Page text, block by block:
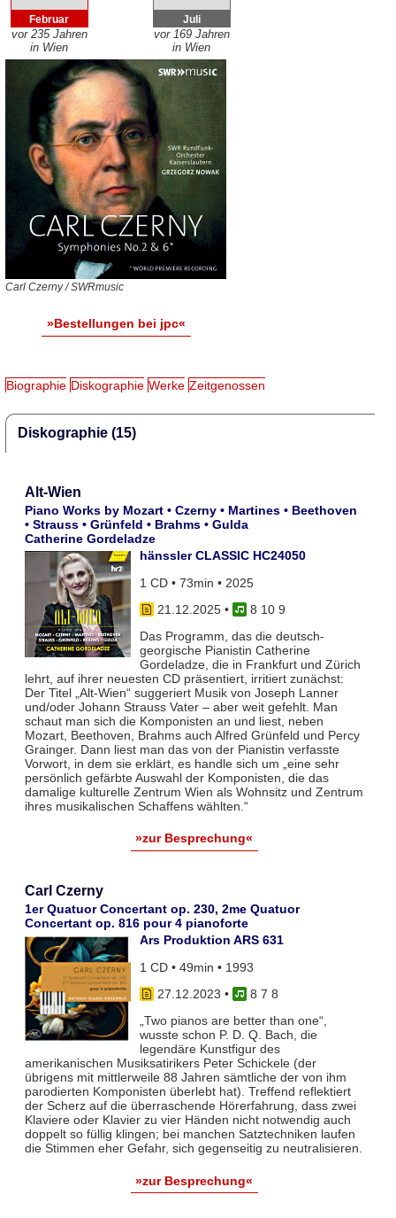
Februar
vor 235 Jahren
in Wien
Juli
vor 169 Jahren
in Wien
Carl Czerny / SWRmusic
»Bestellungen bei jpc«
Biographie Diskographie Werke Zeitgenossen
Diskographie (15)
Alt-Wien
Piano Works by Mozart • Czerny • Martines • Beethoven
• Strauss • Grünfeld • Brahms • Gulda
Catherine Gordeladze
hänssler CLASSIC HC24050
1 CD • 73min • 2025
21.12.2025•
8 10 9
Das Programm, das die deutsch-
georgische Pianistin Catherine
Gordeladze, die in Frankfurt und Zürich
lehrt, auf ihrer neuesten CD präsentiert, irritiert zunächst:
Der Titel „Alt-Wien“ suggeriert Musik von Joseph Lanner
und/oder Johann Strauss Vater – aber weit gefehlt. Man
schaut man sich die Komponisten an und liest, neben
Mozart, Beethoven, Brahms auch Alfred Grünfeld und Percy
Grainger. Dann liest man das von der Pianistin verfasste
Vorwort, in dem sie erklärt, es handle sich um „eine sehr
persönlich gefärbte Auswahl der Komponisten, die das
damalige kulturelle Zentrum Wien als Wohnsitz und Zentrum
ihres musikalischen Schaffens wählten.“
»zur Besprechung«
Carl Czerny
1er Quatuor Concertant op. 230, 2me Quatuor
Concertant op. 816 pour 4 pianoforte
Ars Produktion ARS 631
1 CD • 49min • 1993
27.12.2023 •
8 7 8
„Two pianos are better than one“,
wusste schon P. D. Q. Bach, die
legendäre Kunstfigur des
amerikanischen Musiksatirikers Peter Schickele (der
übrigens mit mittlerweile 88 Jahren sämtliche der von ihm
parodierten Komponisten überlebt hat). Treffend reflektiert
der Scherz auf die überraschende Hörerfahrung, dass zwei
Klaviere oder Klavier zu vier Händen nicht notwendig auch
doppelt so füllig klingen; bei manchen Satztechniken laufen
die Stimmen eher Gefahr, sich gegenseitig zu neutralisieren.
»zur Besprechung«